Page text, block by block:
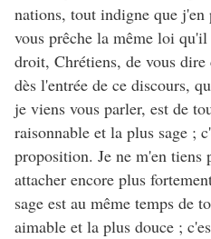
nations, tout indigne que j'en
vous prêche la même loi
droit, Chrétiens, de vous
dès l'entrée de ce discours,
je viens vous parler, est de
raisonnable et la plus sage ;
proposition. Je ne m'en tiens
attacher encore plus
sage est au même temps de
aimable et la plus douce ;